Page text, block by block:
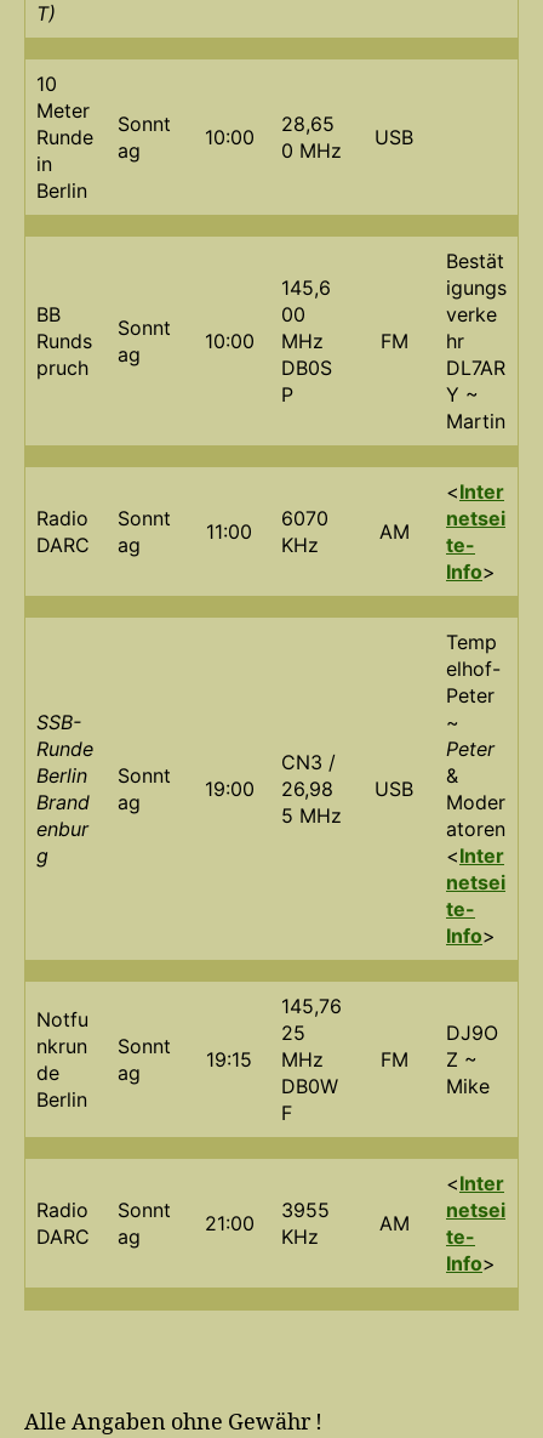
T)
10
Meter
Runde
in
Berlin
Sonnt
ag
10:00
28,65
0 MHz
USB
BB
Runds
pruch
Sonnt
ag
10:00
145,6
00
MHz
DB0S
P
FM
Bestät
igungs
verke
hr
DL7AR
Y ~
Martin
Radio
DARC
Sonnt
ag
11:00
6070
KHz
AM
<Inter
netsei
te-
Info>
SSB-
Runde
Berlin
Brand
enbur
g
Sonnt
ag
19:00
CN3 /
26,98
5 MHz
USB
Temp
elhof-
Peter
~
Peter
&
Moder
atoren
<Inter
netsei
te-
Info>
Notfu
nkrun
de
Berlin
Sonnt
ag
19:15
145,76
25
MHz
DB0W
F
FM
DJ9O
Z ~
Mike
Radio
DARC
Sonnt
ag
21:00
3955
KHz
AM
<Inter
netsei
te-
Info>
Alle Angaben ohne Gewähr !